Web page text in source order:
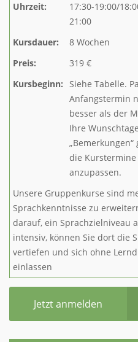
Uhrzeit:
17:30-19:00/
21:00
Kursdauer:
8 Wochen
Preis:
319 €
Kursbeginn: Siehe Tabelle.
Anfangstermin
besser als der
Ihre
die
anzupassen.
Unsere Gruppenkurse sind
Sprachkenntnisse zu
darauf, ein Sprachzielniveau
intensiv, können Sie dort die
vertiefen und sich ohne
einlassen
Jetzt anmelden